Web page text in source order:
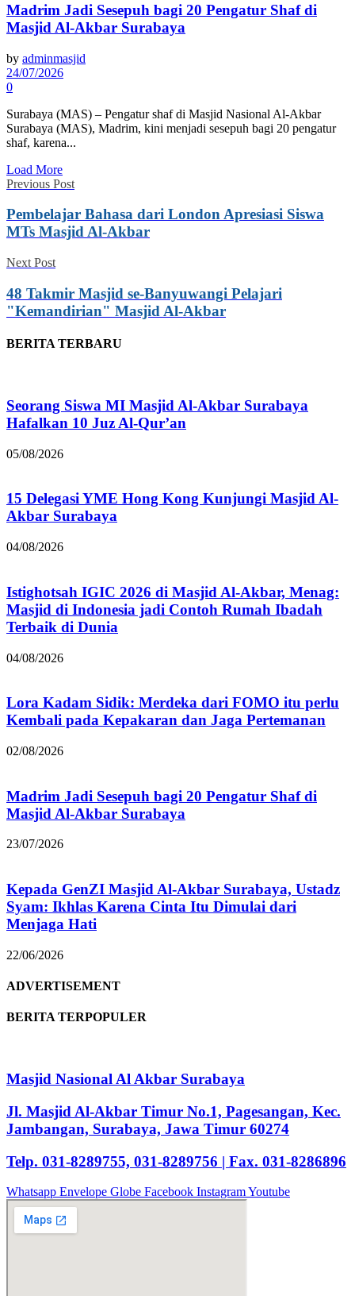
Madrim Jadi Sesepuh bagi 20 Pengatur Shaf di
Masjid Al-Akbar Surabaya
by adminmasjid
24/07/2026
0
Surabaya (MAS) – Pengatur shaf di Masjid Nasional Al-Akbar
Surabaya (MAS), Madrim, kini menjadi sesepuh bagi 20 pengatur
shaf, karena...
Load More
Previous Post
Pembelajar Bahasa dari London Apresiasi Siswa
MTs Masjid Al-Akbar
Next Post
48 Takmir Masjid se-Banyuwangi Pelajari
"Kemandirian" Masjid Al-Akbar
BERITA TERBARU
Seorang Siswa MI Masjid Al-Akbar Surabaya
Hafalkan 10 Juz Al-Qur’an
05/08/2026
15 Delegasi YME Hong Kong Kunjungi Masjid Al-
Akbar Surabaya
04/08/2026
Istighotsah IGIC 2026 di Masjid Al-Akbar, Menag:
Masjid di Indonesia jadi Contoh Rumah Ibadah
Terbaik di Dunia
04/08/2026
Lora Kadam Sidik: Merdeka dari FOMO itu perlu
Kembali pada Kepakaran dan Jaga Pertemanan
02/08/2026
Madrim Jadi Sesepuh bagi 20 Pengatur Shaf di
Masjid Al-Akbar Surabaya
23/07/2026
Kepada GenZI Masjid Al-Akbar Surabaya, Ustadz
Syam: Ikhlas Karena Cinta Itu Dimulai dari
Menjaga Hati
22/06/2026
ADVERTISEMENT
BERITA TERPOPULER
Masjid Nasional Al Akbar Surabaya
Jl. Masjid Al-Akbar Timur No.1, Pagesangan, Kec.
Jambangan, Surabaya, Jawa Timur 60274
Telp. 031-8289755, 031-8289756 | Fax. 031-8286896
Whatsapp Envelope Globe Facebook InstagramYoutube